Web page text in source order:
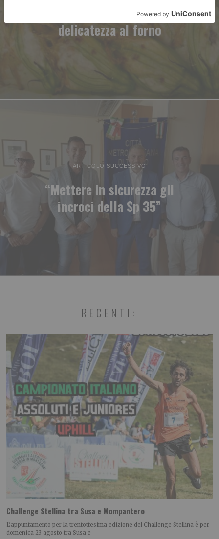
Fiori di zucca ripieni, una
delicatezza al forno
ARTICOLO SUCCESSIVO
“Mettere in sicurezza gli
incroci della Sp 35”
RECENTI:
Challenge Stellina tra Susa e Mompantero
L’appuntamento per la trentottesima edizione del Challenge Stellina è per
domenica 23 agosto tra Susa e